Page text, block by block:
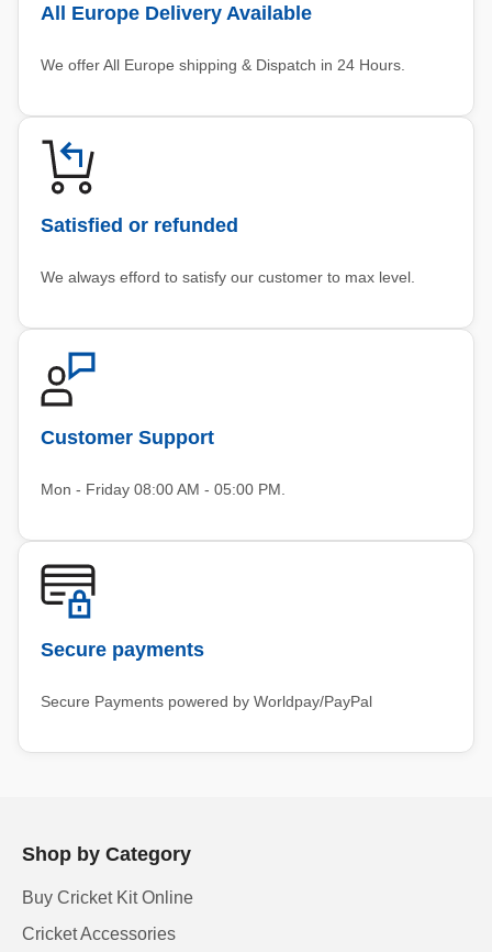
All Europe Delivery Available
We offer All Europe shipping & Dispatch in 24 Hours.
Satisfied or refunded
We always efford to satisfy our customer to max level.
Customer Support
Mon - Friday 08:00 AM - 05:00 PM.
Secure payments
Secure Payments powered by Worldpay/PayPal
Shop by Category
Buy Cricket Kit Online
Cricket Accessories